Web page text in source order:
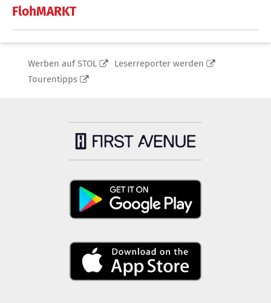
FlohMARKT
Werben auf STOL
Leserreporter werden
Tourentipps